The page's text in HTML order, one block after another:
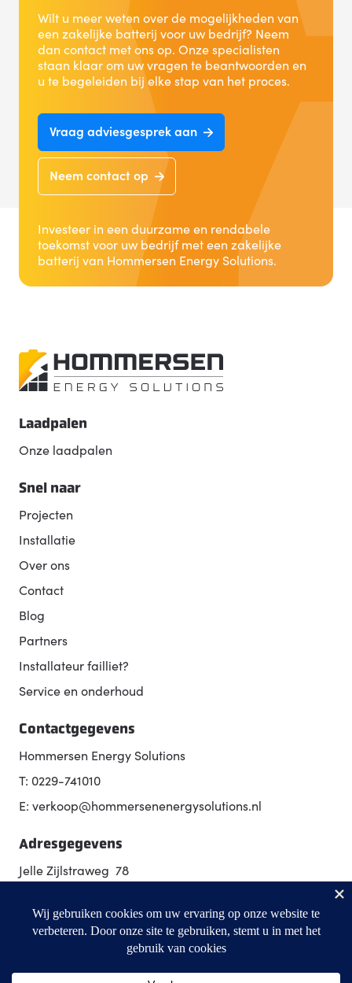
Wilt u meer weten over de mogelijkheden van
een zakelijke batterij voor uw bedrijf? Neem
dan contact met ons op. Onze specialisten
staan klaar om uw vragen te beantwoorden en
u te begeleiden bij elke stap van het proces.
Vraag adviesgesprek aan
Neem contact op
Investeer in een duurzame en rendabele
toekomst voor uw bedrijf met een zakelijke
batterij van Hommersen Energy Solutions.
Laadpalen
Onze laadpalen
Snel naar
Projecten
Installatie
Over ons
Contact
Blog
Partners
Installateur failliet?
Service en onderhoud
Contactgegevens
Hommersen Energy Solutions
T: 0229-741010
E: verkoop@hommersenenergysolutions.nl
Adresgegevens
Jelle Zijlstraweg 78
Routebeschrijving